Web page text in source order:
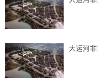
大运河